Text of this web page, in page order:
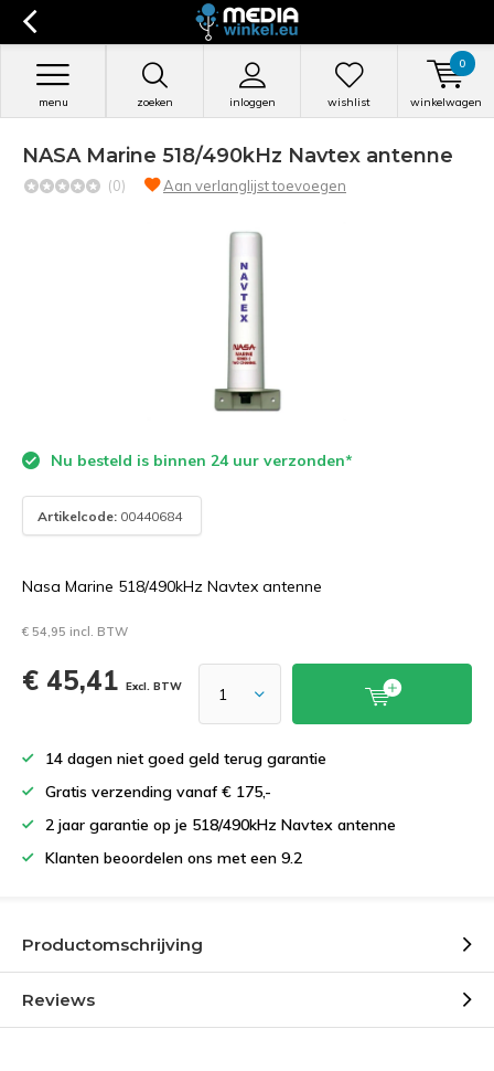
zoeken inloggen
menu wishlist winkelwagen
0
NASA Marine 518/490kHz Navtex antenne
(0) Aan verlanglijst toevoegen
Nu besteld is binnen 24 uur verzonden*
Artikelcode: 00440684
Nasa Marine 518/490kHz Navtex antenne
€ 54,95 incl. BTW
€ 45,41 Excl. BTW
14 dagen niet goed geld terug garantie
Gratis verzending vanaf € 175,-
2 jaar garantie op je 518/490kHz Navtex antenne
Klanten beoordelen ons met een 9.2
Productomschrijving
Reviews